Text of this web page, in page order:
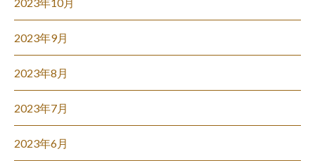
2023年9月
2023年8月
2023年7月
2023年6月